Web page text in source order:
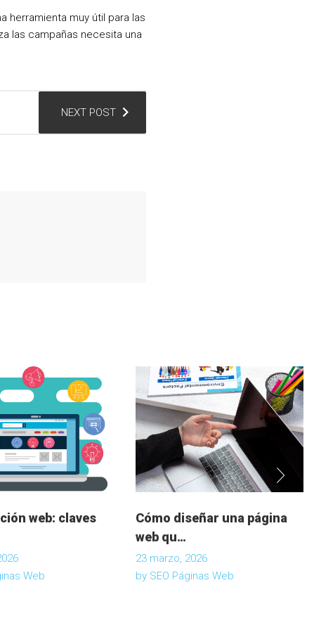
herramienta muy útil para las
las campañas necesita una
NEXT POST
web: claves
Web
Cómo diseñar una página
web qu…
23 marzo, 2026
by SEO Páginas Web